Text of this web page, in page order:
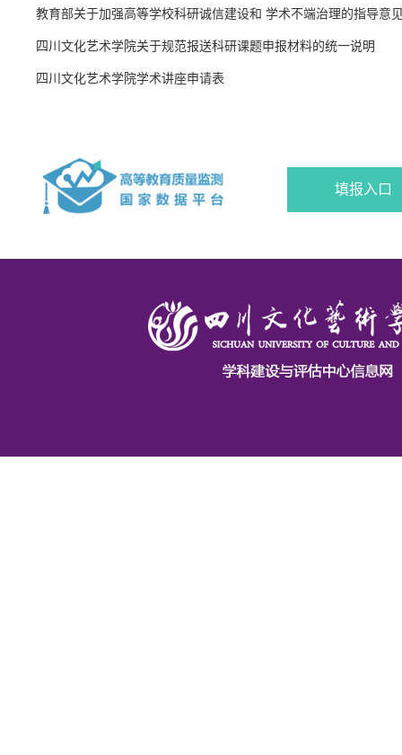
教育部关于加强高等学校科研诚信建设和 学术不端治理的指导意
四川文化艺术学院关于规范报送科研课题申报材料的统一说明
四川文化艺术学院学术讲座申请表
填报入口